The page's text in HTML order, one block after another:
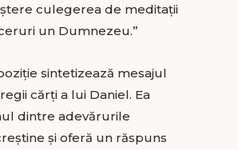
culegerea de meditaţii
un Dumnezeu.”
sintetizează mesajul
cărţi a lui Daniel. Ea
dintre adevărurile
şi oferă un răspuns